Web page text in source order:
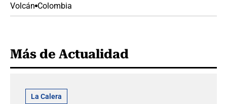
Volcán Colombia
Más de Actualidad
La Calera